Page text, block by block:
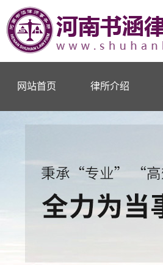
网站首页 律所介绍